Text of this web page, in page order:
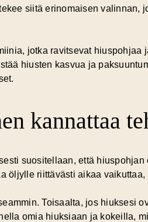
siitä erinomaisen valinnan,
jotka ravitsevat hiuspohjaa
hiusten kasvua ja
kannattaa
suositellaan, että hiuspohjan
öljylle riittävästi aikaa vaikuttaa,
Toisaalta, jos hiuksesi
omia hiuksiaan ja kokeilla,